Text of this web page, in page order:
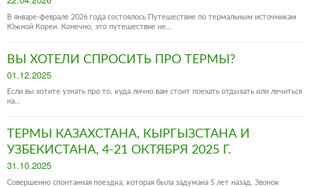
on
В январе-феврале 2026 года состоялось Путешествие по термальным источникам
Южной Кореи. Конечно, это путешествие не…
ВЫ ХОТЕЛИ СПРОСИТЬ ПРО ТЕРМЫ?
Posted
on
01.12.2025
Если вы хотите узнать про то, куда лично вам стоит поехать отдыхать или лечиться
на…
ТЕРМЫ КАЗАХСТАНА, КЫРГЫЗСТАНА И
УЗБЕКИСТАНА, 4-21 ОКТЯБРЯ 2025 Г.
Posted
on
31.10.2025
Совершенно спонтанная поездка, которая была задумана 5 лет назад. Звонок